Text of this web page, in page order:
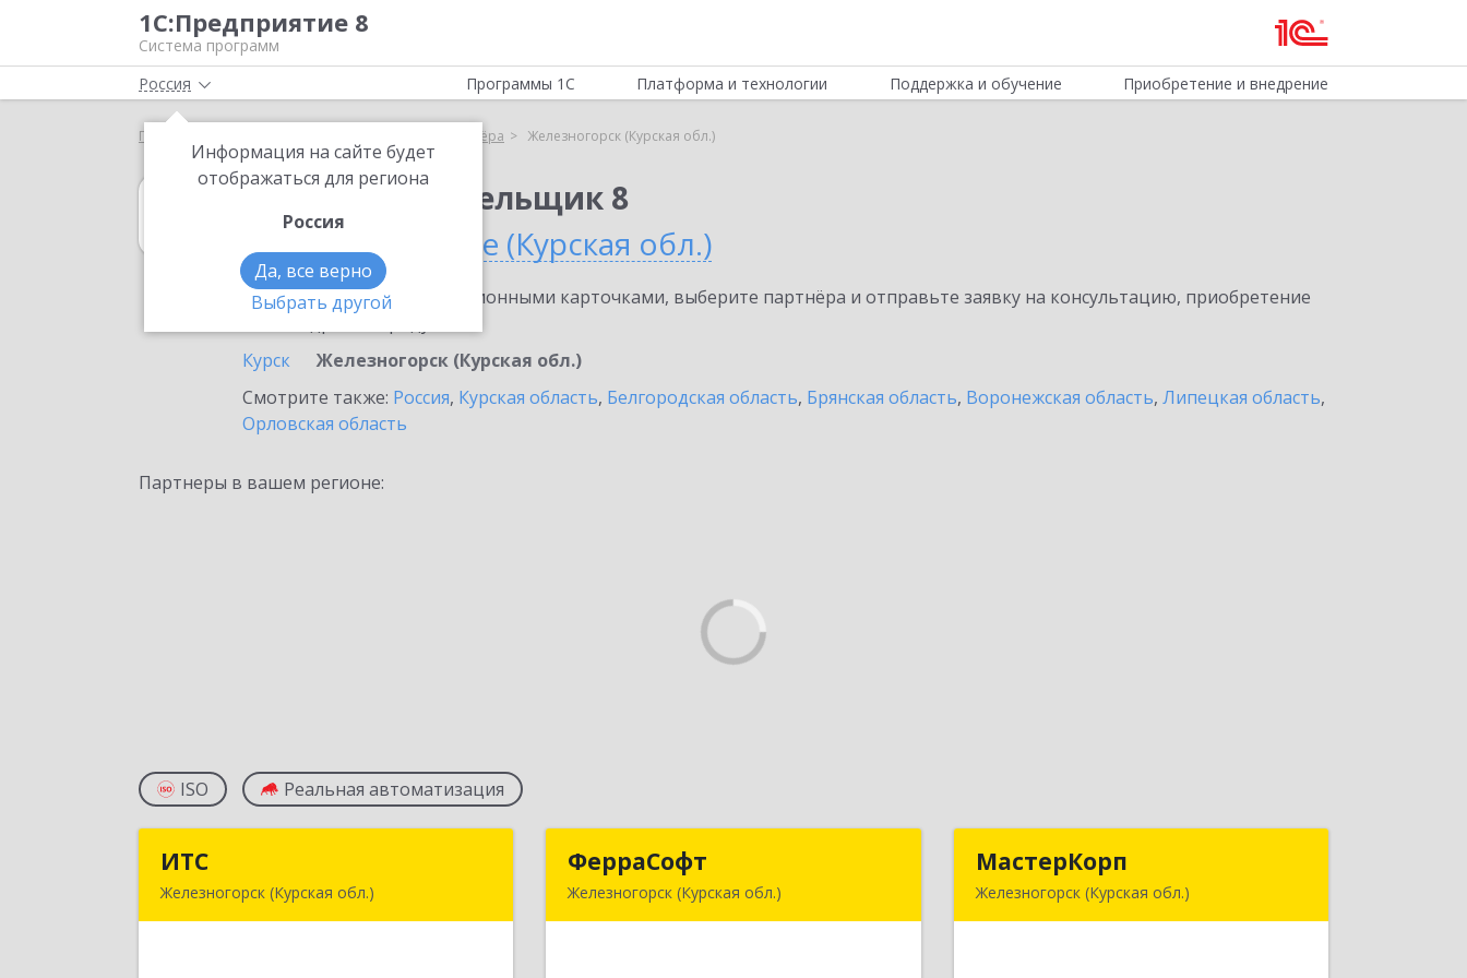
1С:Предприятие 8
Система программ
Россия
Информация на сайте будет
отображаться для региона
Россия
Да, все верно
Выбрать другой
Программы 1С Платформа и технологии Поддержка и обучение Приобретение и внедрение
Главная Выбор партнёра Железногорск (Курская обл.)
1С:Налогоплательщик 8
в Железногорске (Курская обл.)
Ознакомьтесь с информационными карточками, выберите партнёра и отправьте заявку на консультацию, приобретение
Курск
Железногорск (Курская обл.)
Смотрите также: Россия, Курская область, Белгородская область, Брянская область, Воронежская область, Липецкая область,
Орловская область
Партнеры в вашем регионе:
ISO Реальная автоматизация
ИТС
Железногорск (Курская обл.)
ФерраСофт
Железногорск (Курская обл.)
МастерКорп
Железногорск (Курская обл.)